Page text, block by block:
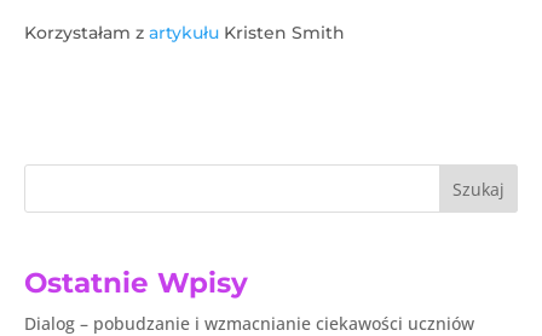
Korzystałam z artykułu Kristen Smith
Szukaj
Ostatnie Wpisy
Dialog – pobudzanie i wzmacnianie ciekawości uczniów